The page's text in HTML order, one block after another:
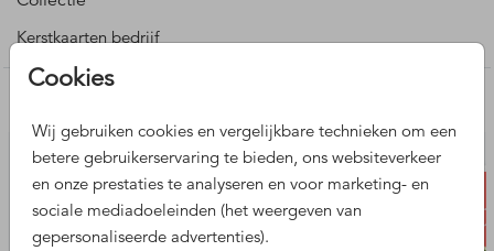
Cookies
Wij gebruiken cookies en vergelijkbare technieken om een
betere gebruikerservaring te bieden, ons websiteverkeer
en onze prestaties te analyseren en voor marketing- en
sociale mediadoeleinden (het weergeven van
gepersonaliseerde advertenties).
De afbeelding van het logo dient als voorbeeld en wordt
niet gedrukt. Deze kun je verwijderen of plaats hier je eigen
Kerstkaarten bedrijf